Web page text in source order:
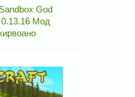
God
Мод